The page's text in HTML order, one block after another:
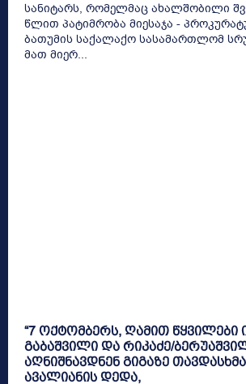
სანიტარს, რომელმაც ახალშობილი
წლით პატიმრობა მიესაჯა -
ბათუმის საქალაქო სასამართლომ
მათ მიერ...
“7 ოქტომბერს, ღამით წყვილები
გაბაშვილი და რიკაძე/
აღნიშნავდნენ გიგაზე
ავალიანის დედა,